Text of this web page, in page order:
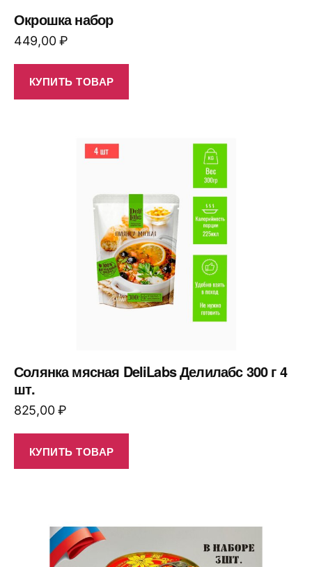
Окрошка набор
449,00₽
КУПИТЬ ТОВАР
Солянка мясная DeliLabs Делилабс 300 г 4
шт.
825,00₽
КУПИТЬ ТОВАР